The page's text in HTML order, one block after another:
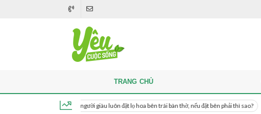
Khi thắp hương, người giàu luôn đặt lọ hoa bên trái bàn thờ, nếu đặt bên phải thì sao?
TRANG CHỦ